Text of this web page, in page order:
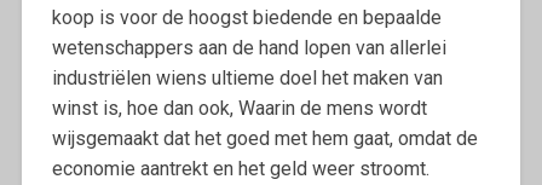
koop is voor de hoogst biedende en bepaalde
wetenschappers aan de hand lopen van allerlei
industriëlen wiens ultieme doel het maken van
winst is, hoe dan ook, Waarin de mens wordt
wijsgemaakt dat het goed met hem gaat, omdat de
economie aantrekt en het geld weer stroomt.